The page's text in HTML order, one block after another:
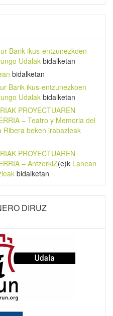
Barik ikus-entzunezkoen
Udalak bidalketan
bidalketan
Barik ikus-entzunezkoen
Udalak bidalketan
PROYECTUAREN
– Teatro y Memoria del
Ribera beken irabazleak
PROYECTUAREN
– AntzerkiZ(e)k Lanean
bidalketan
DIRUZ